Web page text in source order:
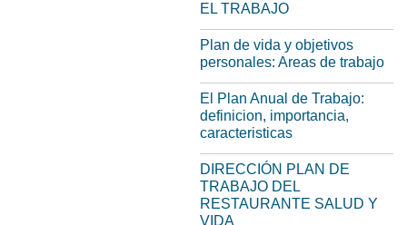
EL TRABAJO
Plan de vida y objetivos
personales: Areas de trabajo
El Plan Anual de Trabajo:
definicion, importancia,
caracteristicas
DIRECCIÓN PLAN DE
TRABAJO DEL
RESTAURANTE SALUD Y
VIDA